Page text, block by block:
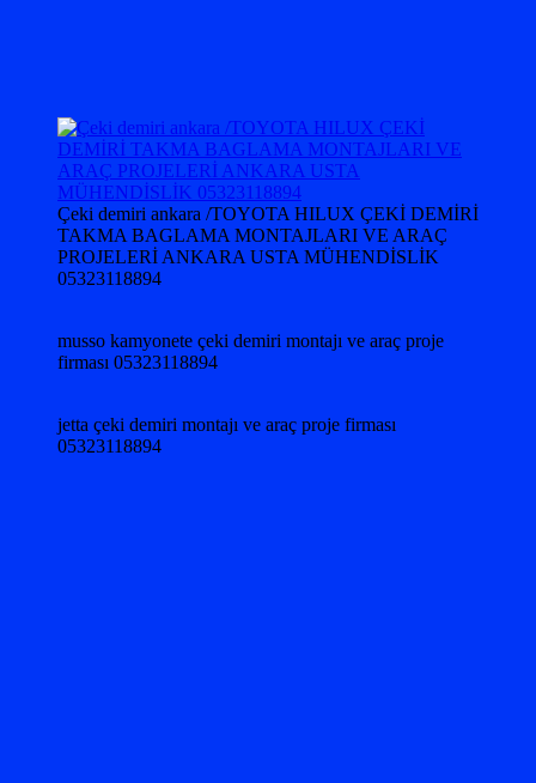
Çeki demiri ankara /TOYOTA HILUX ÇEKİ DEMİRİ
TAKMA BAGLAMA MONTAJLARI VE ARAÇ
PROJELERİ ANKARA USTA MÜHENDİSLİK
05323118894
musso kamyonete çeki demiri montajı ve araç proje
firması 05323118894
jetta çeki demiri montajı ve araç proje firması
05323118894